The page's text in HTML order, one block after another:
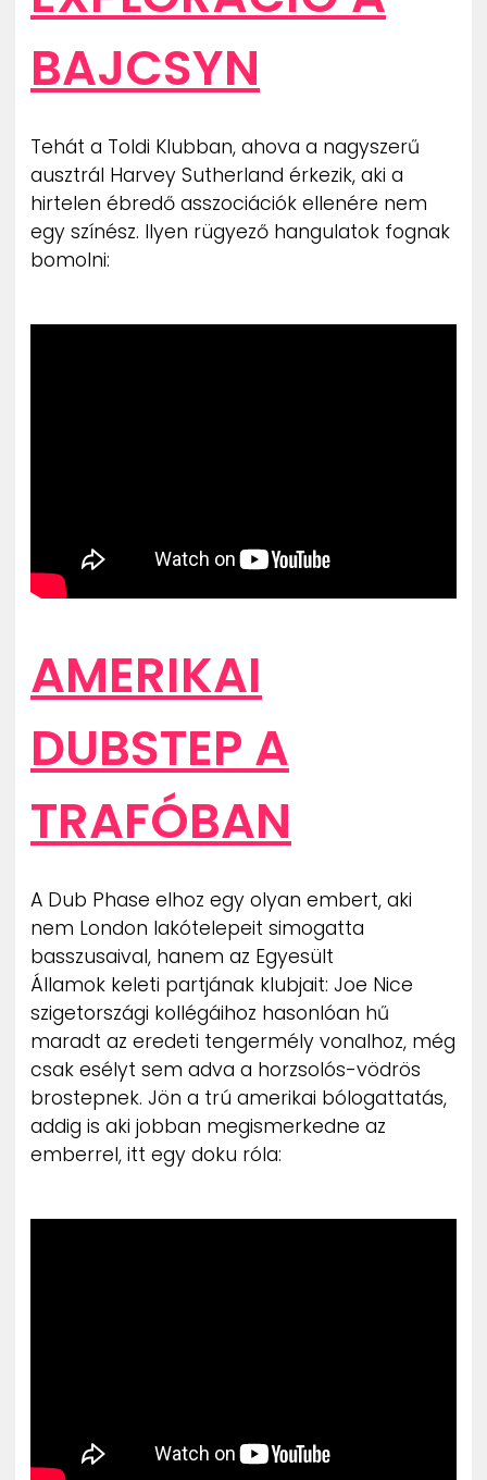
BAJCSYN
Tehát a Toldi Klubban, ahova a nagyszerű
ausztrál Harvey Sutherland érkezik, aki a
hirtelen ébredő asszociációk ellenére nem
egy színész. Ilyen rügyező hangulatok fognak
bomolni:
AMERIKAI
DUBSTEP A
TRAFÓBAN
A Dub Phase elhoz egy olyan embert, aki
nem London lakótelepeit simogatta
basszusaival, hanem az Egyesült
Államok keleti partjának klubjait: Joe Nice
szigetországi kollégáihoz hasonlóan hű
maradt az eredeti tengermély vonalhoz, még
csak esélyt sem adva a horzsolós-vödrös
brostepnek. Jön a trú amerikai bólogattatás,
addig is aki jobban megismerkedne az
emberrel, itt egy doku róla: